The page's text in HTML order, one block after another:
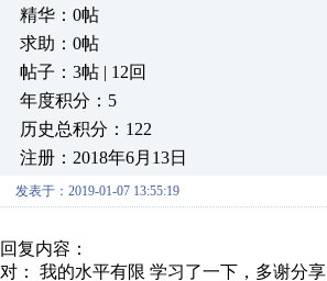
精华：0帖
求助：0帖
帖子：3帖 | 12回
年度积分：5
历史总积分：122
注册：2018年6月13日
发表于：2019-01-07 13:55:19
回复内容：
对： 我的水平有限 学习了一下，多谢分享